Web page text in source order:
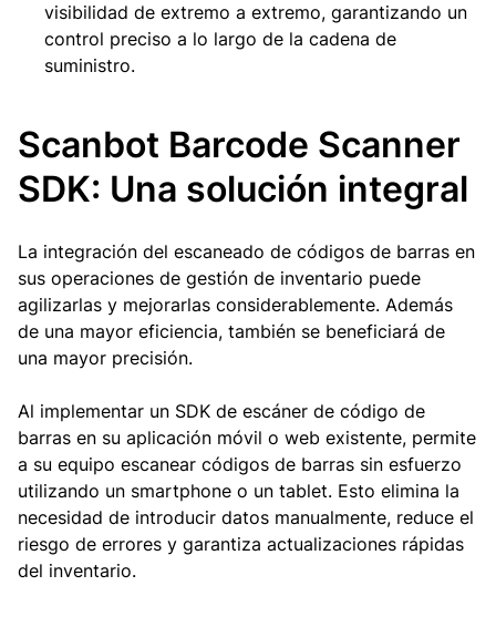
visibilidad de extremo a extremo, garantizando un
control preciso a lo largo de la cadena de
suministro.
Scanbot Barcode Scanner
SDK: Una solución integral
La integración del escaneado de códigos de barras en
sus operaciones de gestión de inventario puede
agilizarlas y mejorarlas considerablemente. Además
de una mayor eficiencia, también se beneficiará de
una mayor precisión.
Al implementar un SDK de escáner de código de
barras en su aplicación móvil o web existente, permite
a su equipo escanear códigos de barras sin esfuerzo
utilizando un smartphone o un tablet. Esto elimina la
necesidad de introducir datos manualmente, reduce el
riesgo de errores y garantiza actualizaciones rápidas
del inventario.